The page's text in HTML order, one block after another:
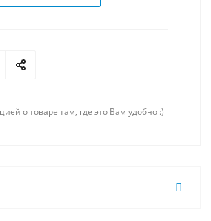
о товаре там, где это Вам удобно :)